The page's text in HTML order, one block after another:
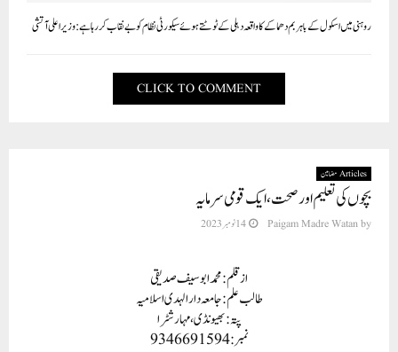
روہنی میں اسکول کے باہر بم دھماکے کا واقعہ دہلی کے ٹوٹتے ہوئے سیکورٹی نظام کو بے نقاب کر رہا ہے: وزیر اعلی آتشی
CLICK TO COMMENT
Articles مضامین
بچوں کی تعلیم اور صحت، ایک قومی سرمایہ
by
Paigam Madre Watan 14 نومبر 2023
ازقلم: محمد ابوسیف صدیقی
طالب علم: جامعہ دارالہدی اسلامیہ
پتہ: بھیونڈی، مہارشٹرا
نمبر: 9346691594